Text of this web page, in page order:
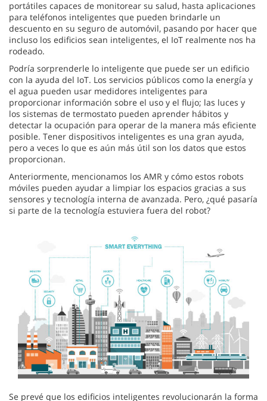
portátiles capaces de monitorear su salud, hasta aplicaciones
para teléfonos inteligentes que pueden brindarle un
descuento en su seguro de automóvil, pasando por hacer que
incluso los edificios sean inteligentes, el IoT realmente nos ha
rodeado.
Podría sorprenderle lo inteligente que puede ser un edificio
con la ayuda del IoT. Los servicios públicos como la energía y
el agua pueden usar medidores inteligentes para
proporcionar información sobre el uso y el flujo; las luces y
los sistemas de termostato pueden aprender hábitos y
detectar la ocupación para operar de la manera más eficiente
posible. Tener dispositivos inteligentes es una gran ayuda,
pero a veces lo que es aún más útil son los datos que estos
proporcionan.
Anteriormente, mencionamos los AMR y cómo estos robots
móviles pueden ayudar a limpiar los espacios gracias a sus
sensores y tecnología interna de avanzada. Pero, ¿qué pasaría
si parte de la tecnología estuviera fuera del robot?
Se prevé que los edificios inteligentes revolucionarán la forma